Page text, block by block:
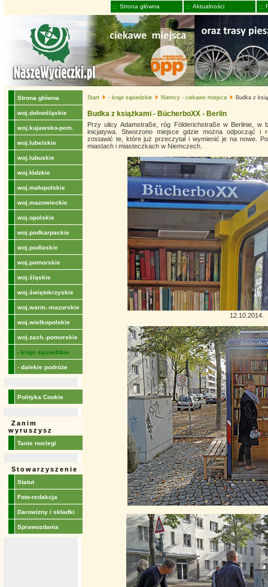
Strona główna Aktualności
Strona główna
woj.dolnośląskie
woj.kujawsko-pom.
woj.lubelskie
woj.lubuskie
woj.łódzkie
woj.małopolskie
woj.mazowieckie
woj.opolskie
woj.podkarpackie
woj.podlaskie
woj.pomorskie
woj.śląskie
woj.świętokrzyskie
woj.warm.-mazurskie
woj.wielkopolskie
woj.zach.-pomorskie
- kraje sąsiedzkie
- dalekie podróże
Polityka Cookie
Zanim
wyruszysz
Tanie noclegi
Stowarzyszenie
Statut
Foto-redakcja
Darowizny i składki
Sprawozdania
Start - kraje sąsiedzkie Niemcy - ciekawe miejsca Budka z
Budka z książkami - BücherboXX - Berlin
Przy ulicy Adamstraße, róg Földerichstraße w Berlinie, w
inicjatywa. Stworzono miejsce gdzie można odpocząć i
zostawić te, które już przeczytał i wymienić je na nowe.
miastach i miasteczkach w Niemczech.
12.10.2014.